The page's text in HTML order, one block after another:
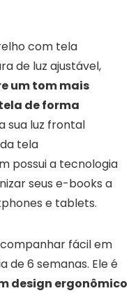
com tela
de luz ajustável,
um tom mais
de forma
sua luz frontal
tela
possui a tecnologia
seus e-books a
e tablets.
fácil em
de 6 semanas. Ele é
design ergonômico